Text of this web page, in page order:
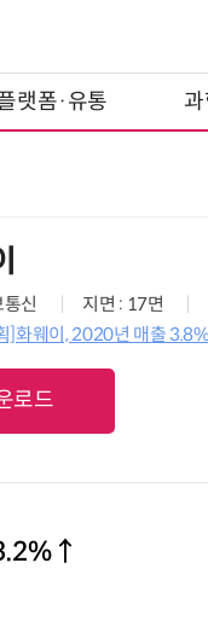
랫폼·유통
신 지면 : 17면
]화웨이, 2020년 매출
로드